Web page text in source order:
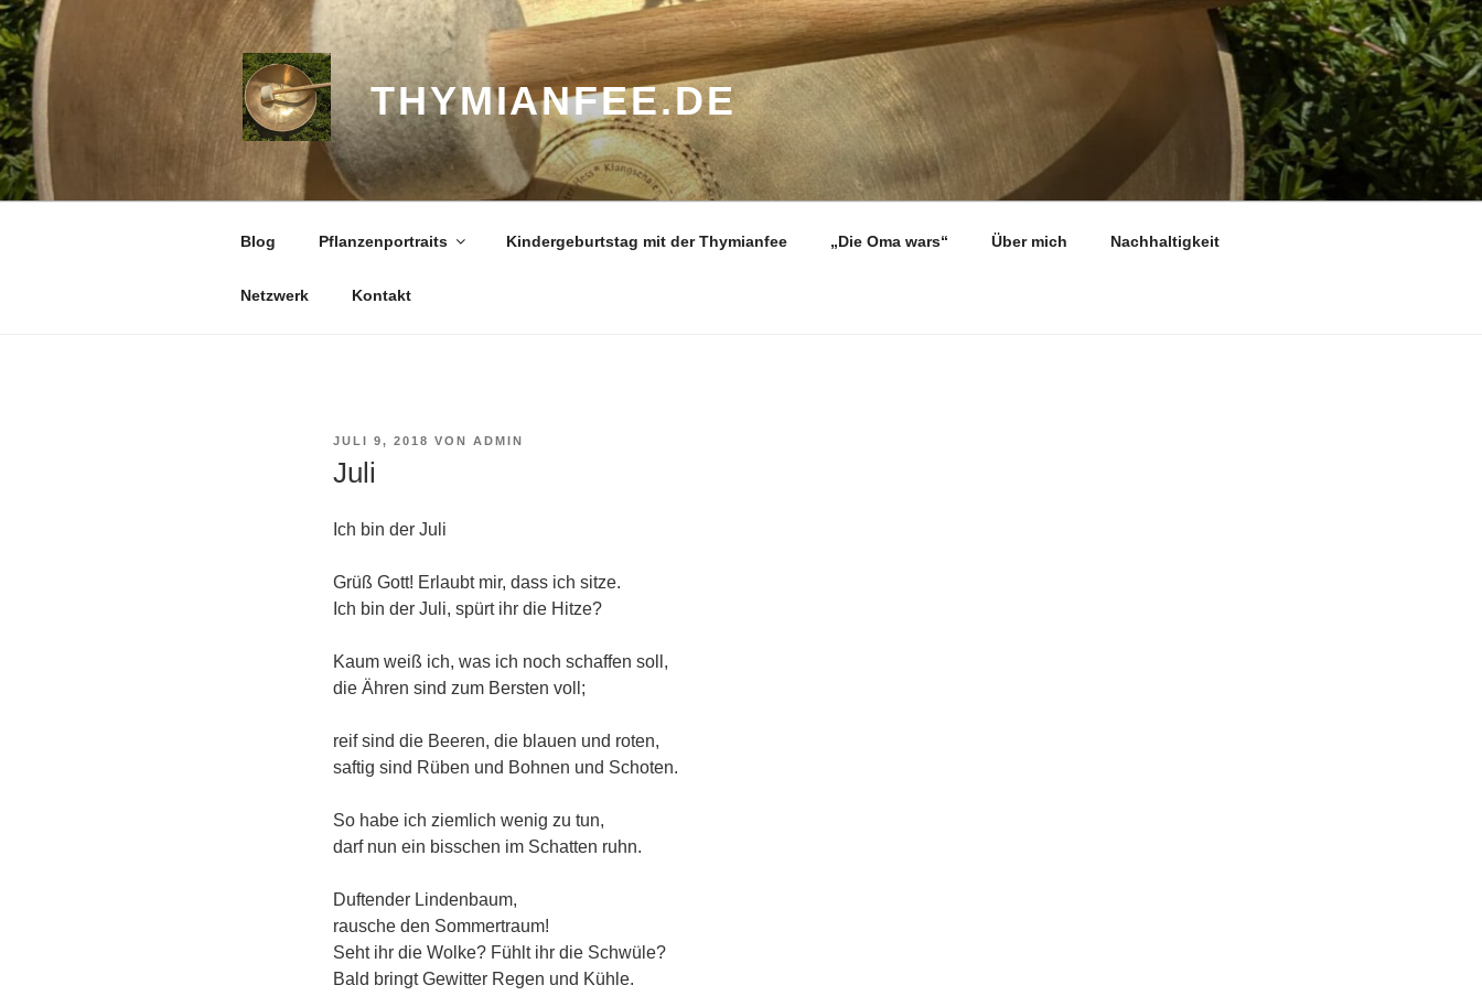
Zum
Inhalt
springen
THYMIANFEE.DE
Blog Pflanzenportraits Kindergeburtstag mit der Thymianfee „Die Oma wars“ Über mich Nachhaltigkeit
Netzwerk Kontakt
VERÖFFENTLICHT
JULI 9, 2018 VON ADMIN
Juli
Ich bin der Juli
Grüß Gott! Erlaubt mir, dass ich sitze.
Ich bin der Juli, spürt ihr die Hitze?
Kaum weiß ich, was ich noch schaffen soll,
die Ähren sind zum Bersten voll;
reif sind die Beeren, die blauen und roten,
saftig sind Rüben und Bohnen und Schoten.
So habe ich ziemlich wenig zu tun,
darf nun ein bisschen im Schatten ruhn.
Duftender Lindenbaum,
rausche den Sommertraum!
Seht ihr die Wolke? Fühlt ihr die Schwüle?
Bald bringt Gewitter Regen und Kühle.